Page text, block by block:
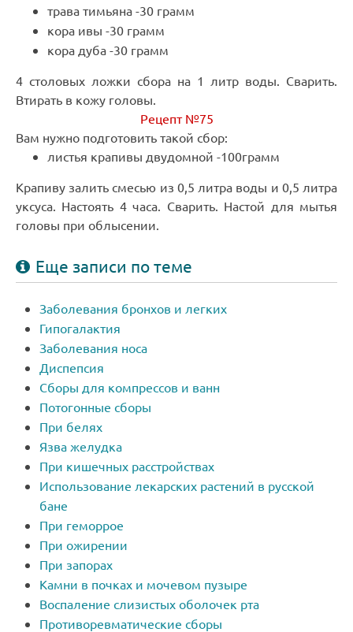
трава тимьяна -30 грамм
кора ивы -30 грамм
кора дуба -30 грамм
4 столовых ложки сбора на 1 литр воды. Сварить.
Втирать в кожу головы.
Рецепт №75
Вам нужно подготовить такой сбор:
листья крапивы двудомной -100грамм
Крапиву залить смесью из 0,5 литра воды и 0,5 литра
уксуса. Настоять 4 часа. Сварить. Настой для мытья
головы при облысении.
Еще записи по теме
Заболевания бронхов и легких
Гипогалактия
Заболевания носа
Диспепсия
Сборы для компрессов и ванн
Потогонные сборы
При белях
Язва желудка
При кишечных расстройствах
Использование лекарских растений в русской
бане
При геморрое
При ожирении
При запорах
Камни в почках и мочевом пузыре
Воспаление слизистых оболочек рта
Противоревматические сборы